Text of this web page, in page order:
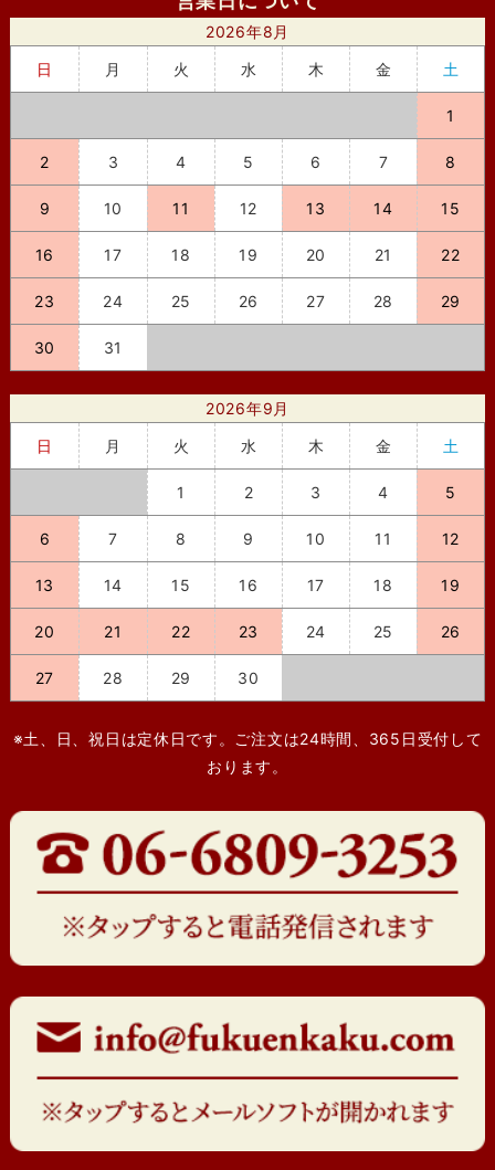
2026年8月
日
月 火 水 木 金 土
1
2 3 4 5 6 7 8
9 10 11 12 13 14 15
16 17 18 19 20 21 22
23 24 25 26 27 28 29
30 31
2026年9月
日
月 火 水 木 金 土
1 2 3 4 5
6 7 8 9 10 11 12
13 14 15 16 17 18 19
20 21 22 23 24 25 26
27 28 29 30
※土、日、祝日は定休日です。ご注文は24時間、365日受付して
おります。